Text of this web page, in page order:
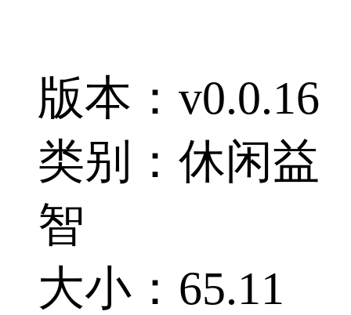
版本：v0.0.16
类别：休闲益
智
大小：65.11